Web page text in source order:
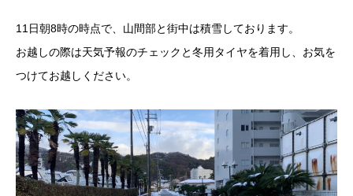
11日朝8時の時点で、山間部と街中は積雪しております。
お越しの際は天気予報のチェックと冬用タイヤを着用し、お気を
つけてお越しください。